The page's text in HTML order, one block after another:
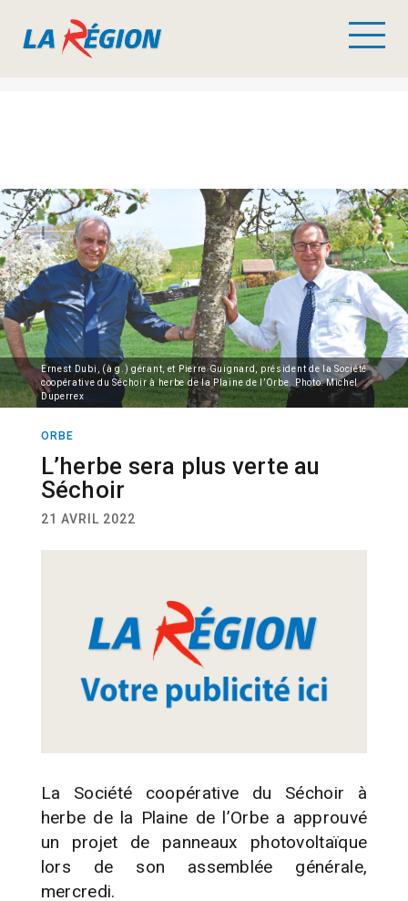
Ernest Dubi, (à g.) gérant, et Pierre Guignard, président de la Société
coopérative du Séchoir à herbe de la Plaine de l’Orbe. Photo: Michel
Duperrex
ORBE
L’herbe sera plus verte au
Séchoir
21 AVRIL 2022
La Société coopérative du Séchoir à
herbe de la Plaine de l’Orbe a approuvé
un projet de panneaux photovoltaïque
lors de son assemblée générale,
mercredi.